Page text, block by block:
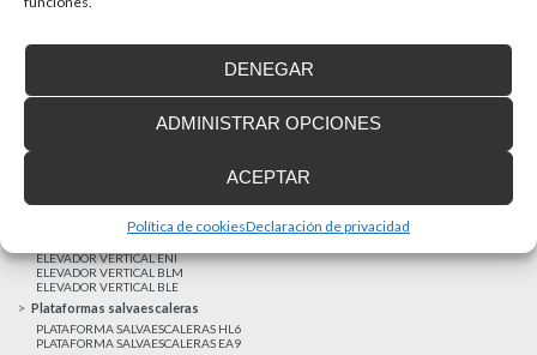
ACEPTAR
DENEGAR
ADMINISTRAR OPCIONES
Política de cookiesDeclaración de privacidad
Elevadores verticales
ELEVADOR VERTICAL ENI
ELEVADOR VERTICAL BLM
ELEVADOR VERTICAL BLE
Plataformas salvaescaleras
PLATAFORMA SALVAESCALERAS HL6
PLATAFORMA SALVAESCALERAS EA9